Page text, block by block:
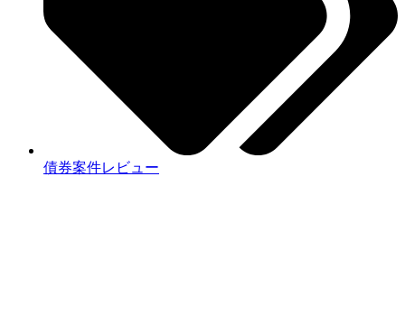
債券案件レビュー